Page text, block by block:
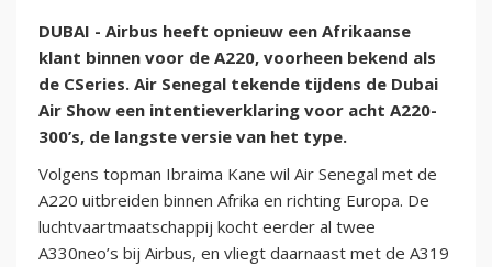
DUBAI - Airbus heeft opnieuw een Afrikaanse
klant binnen voor de A220, voorheen bekend als
de CSeries. Air Senegal tekende tijdens de Dubai
Air Show een intentieverklaring voor acht A220-
300’s, de langste versie van het type.
Volgens topman Ibraima Kane wil Air Senegal met de
A220 uitbreiden binnen Afrika en richting Europa. De
luchtvaartmaatschappij kocht eerder al twee
A330neo’s bij Airbus, en vliegt daarnaast met de A319